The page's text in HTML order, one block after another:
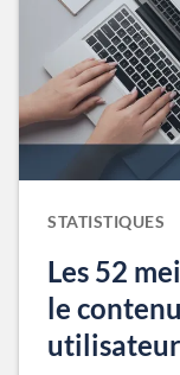
STATISTIQUES
Les 52
le